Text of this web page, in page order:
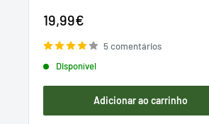
Preço
venda
19,99€
5 comentários
Disponível
Adicionar ao carrinho